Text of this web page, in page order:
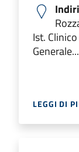
Ist.
Generale...
LEGGI DI